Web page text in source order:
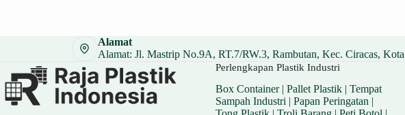
Alamat
Alamat: Jl. Mastrip No.9A, RT.7/RW.3, Rambutan, Kec. Ciracas,
Perlengkapan Plastik Industri
Box Container| Pallet Plastik| Tempat
Sampah Industri| Papan Peringatan|